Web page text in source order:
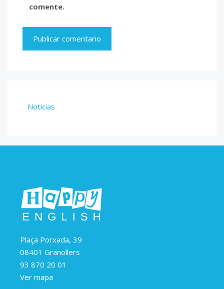
comente.
Noticias
Plaça Porxada, 39
08401 Granollers
93 870 20 01
Ver mapa